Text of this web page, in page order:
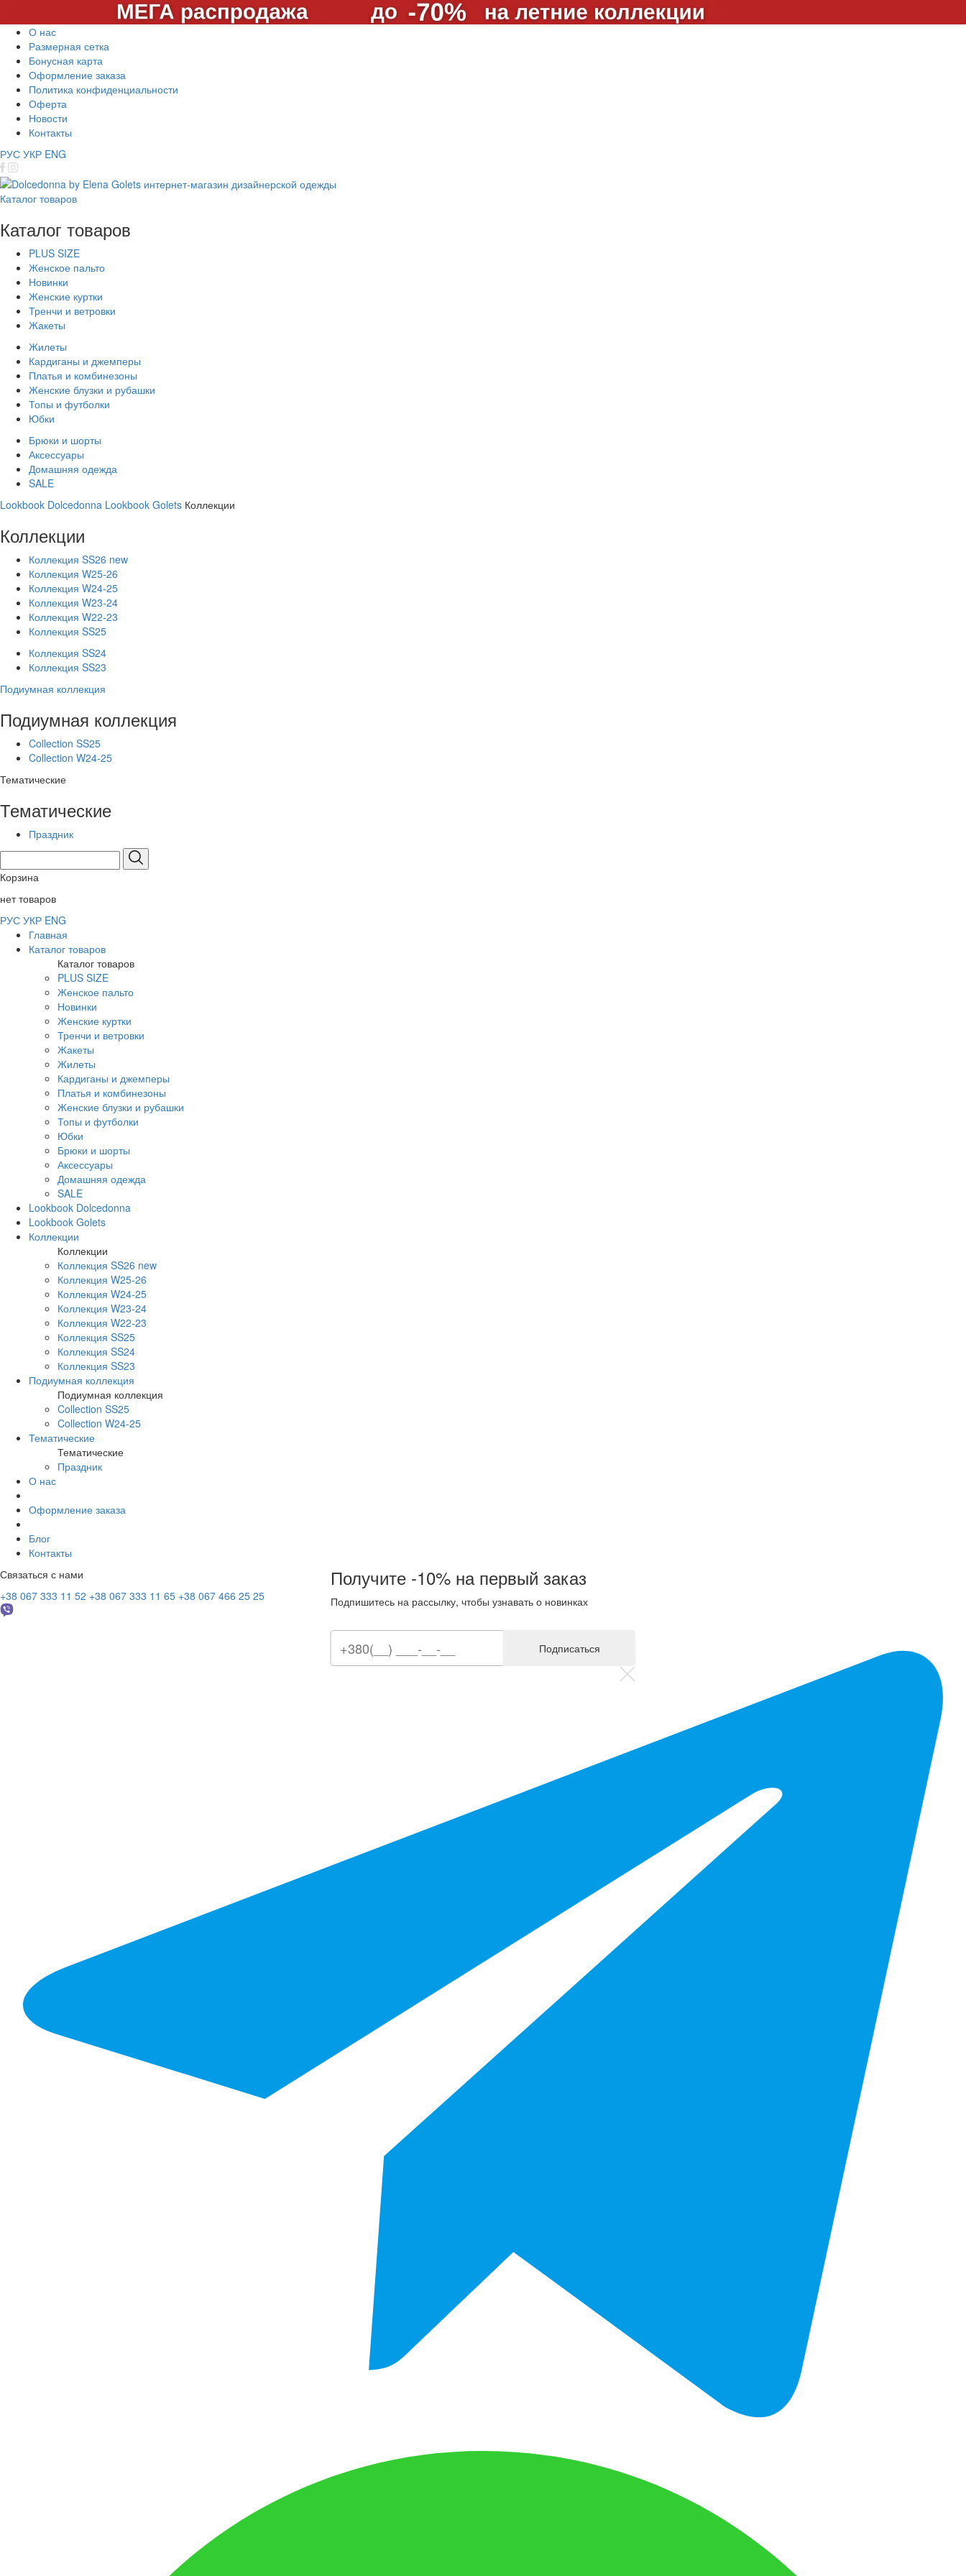
О нас
Размерная сетка
Бонусная карта
Оформление заказа
Политика конфиденциальности
Оферта
Новости
Контакты
РУС УКР ENG
Каталог товаров
Каталог товаров
PLUS SIZE
Женское пальто
Новинки
Женские куртки
Тренчи и ветровки
Жакеты
Жилеты
Кардиганы и джемперы
Платья и комбинезоны
Женские блузки и рубашки
Топы и футболки
Юбки
Брюки и шорты
Аксессуары
Домашняя одежда
SALE
Lookbook Dolcedonna Lookbook Golets Коллекции
Коллекции
Коллекция SS26 new
Коллекция W25-26
Коллекция W24-25
Коллекция W23-24
Коллекция W22-23
Коллекция SS25
Коллекция SS24
Коллекция SS23
Подиумная коллекция
Подиумная коллекция
Collection SS25
Collection W24-25
Тематические
Тематические
Праздник
Корзина
нет товаров
РУС УКР ENG
Главная
Каталог товаров
Каталог товаров
PLUS SIZE
Женское пальто
Новинки
Женские куртки
Тренчи и ветровки
Жакеты
Жилеты
Кардиганы и джемперы
Платья и комбинезоны
Женские блузки и рубашки
Топы и футболки
Юбки
Брюки и шорты
Аксессуары
Домашняя одежда
SALE
Lookbook Dolcedonna
Lookbook Golets
Коллекции
Коллекции
Коллекция SS26 new
Коллекция W25-26
Коллекция W24-25
Коллекция W23-24
Коллекция W22-23
Коллекция SS25
Коллекция SS24
Коллекция SS23
Подиумная коллекция
Подиумная коллекция
Collection SS25
Collection W24-25
Тематические
Тематические
Праздник
О нас
Оформление заказа
Блог
Контакты
Связаться с нами
+38 067 333 11 52 +38 067 333 11 65 +38 067 466 25 25
Получите -10% на первый заказ
Подпишитесь на рассылку, чтобы узнавать о новинках
Подписаться